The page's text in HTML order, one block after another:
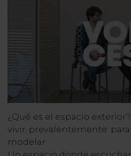
¿Qué es el espacio
vivir, prevalentemente:
modelar.